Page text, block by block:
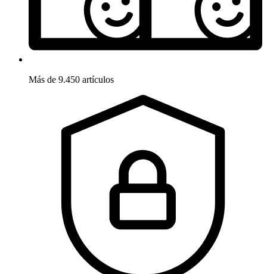
Más de 9.450 artículos